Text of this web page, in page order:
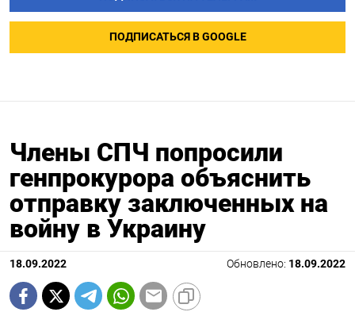
ПОДПИСАТЬСЯ В GOOGLE
Члены СПЧ попросили
генпрокурора объяснить
отправку заключенных на
войну в Украину
18.09.2022 Обновлено: 18.09.2022